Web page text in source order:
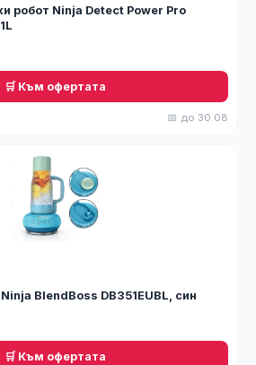
робот Ninja Detect Power Pro
🛒 Към офертата
📅 до 30.08
BlendBoss DB351EUBL, син
🛒 Към офертата